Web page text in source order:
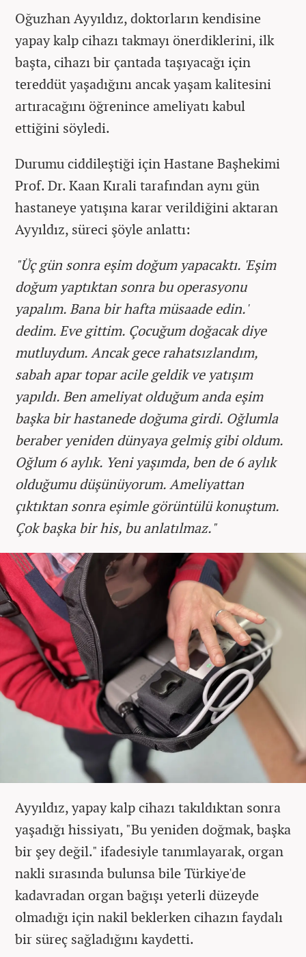
Oğuzhan Ayyıldız, doktorların kendisine
yapay kalp cihazı takmayı önerdiklerini, ilk
başta, cihazı bir çantada taşıyacağı için
tereddüt yaşadığını ancak yaşam kalitesini
artıracağını öğrenince ameliyatı kabul
ettiğini söyledi.
Durumu ciddileştiği için Hastane Başhekimi
Prof. Dr. Kaan Kırali tarafından aynı gün
hastaneye yatışına karar verildiğini aktaran
Ayyıldız, süreci şöyle anlattı:
"Üç gün sonra eşim doğum yapacaktı. 'Eşim
doğum yaptıktan sonra bu operasyonu
yapalım. Bana bir hafta müsaade edin.'
dedim. Eve gittim. Çocuğum doğacak diye
mutluydum. Ancak gece rahatsızlandım,
sabah apar topar acile geldik ve yatışım
yapıldı. Ben ameliyat olduğum anda eşim
başka bir hastanede doğuma girdi. Oğlumla
beraber yeniden dünyaya gelmiş gibi oldum.
Oğlum 6 aylık. Yeni yaşımda, ben de 6 aylık
olduğumu düşünüyorum. Ameliyattan
çıktıktan sonra eşimle görüntülü konuştum.
Çok başka bir his, bu anlatılmaz."
Ayyıldız, yapay kalp cihazı takıldıktan sonra
yaşadığı hissiyatı, "Bu yeniden doğmak, başka
bir şey değil." ifadesiyle tanımlayarak, organ
nakli sırasında bulunsa bile Türkiye'de
kadavradan organ bağışı yeterli düzeyde
olmadığı için nakil beklerken cihazın faydalı
bir süreç sağladığını kaydetti.